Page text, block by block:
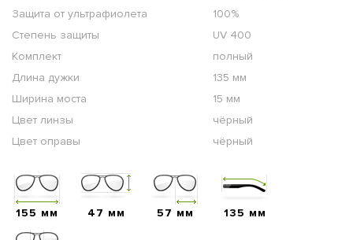
Защита от ультрафиолета
100%
Степень защиты
UV 400
Комплект
полный
Длина дужки
135 мм
Ширина моста
15 мм
Цвет линзы
чёрный
Цвет оправы
чёрный
155 мм 47 мм 57 мм 135 мм